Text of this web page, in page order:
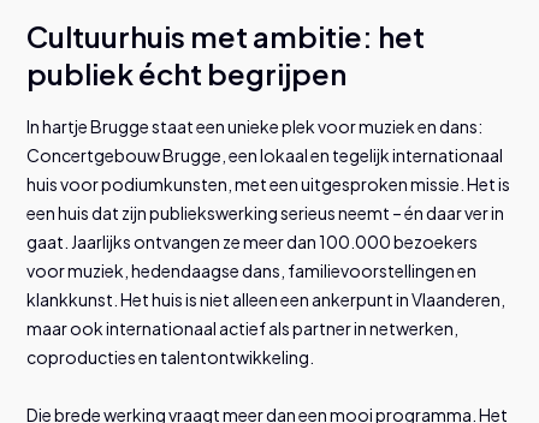
Cultuurhuis met ambitie: het
publiek écht begrijpen
In hartje Brugge staat een unieke plek voor muziek en dans:
Concertgebouw Brugge, een lokaal en tegelijk internationaal
huis voor podiumkunsten, met een uitgesproken missie. Het is
een huis dat zijn publiekswerking serieus neemt – én daar ver in
gaat. Jaarlijks ontvangen ze meer dan 100.000 bezoekers
voor muziek, hedendaagse dans, familievoorstellingen en
klankkunst. Het huis is niet alleen een ankerpunt in Vlaanderen,
maar ook internationaal actief als partner in netwerken,
coproducties en talentontwikkeling.
Die brede werking vraagt meer dan een mooi programma. Het